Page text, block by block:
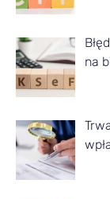
na
u
ł
y
z
d
a
n